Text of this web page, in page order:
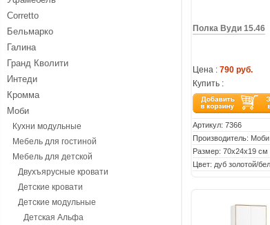
Corretto
Бельмарко
Галина
Гранд Кволити
Интеди
Кромма
Моби
Кухни модульные
Мебель для гостиной
Мебель для детской
Двухъярусные кровати
Детские кровати
Детские модульные
Детская Альфа
Полка Вуди 15.46
Цена : 790 руб.
Купить :
Артикул: 7366
Производитель: Моби
Размер: 70х24х19 см
Цвет: дуб золотой/